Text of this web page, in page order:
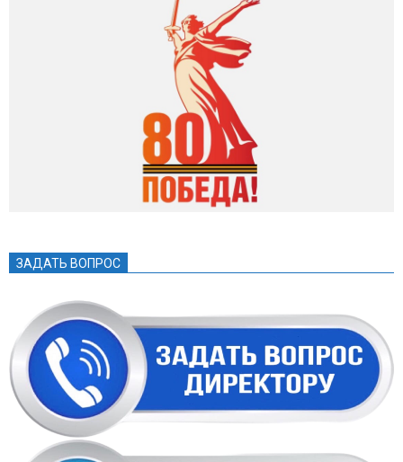
ЗАДАТЬ ВОПРОС